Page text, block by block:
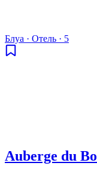
Блуа · Отель · 5
Auberge du